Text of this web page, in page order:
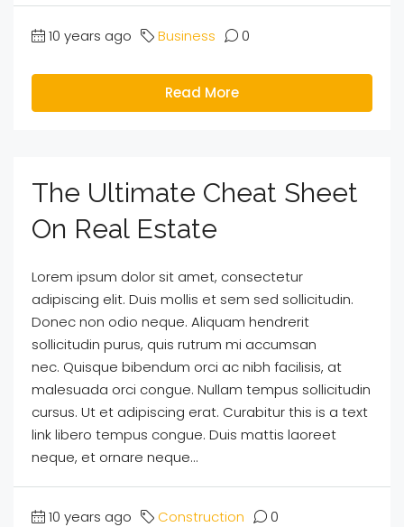
10 years ago Business 0
Read More
The Ultimate Cheat Sheet
On Real Estate
Lorem ipsum dolor sit amet, consectetur
adipiscing elit. Duis mollis et sem sed sollicitudin.
Donec non odio neque. Aliquam hendrerit
sollicitudin purus, quis rutrum mi accumsan
nec. Quisque bibendum orci ac nibh facilisis, at
malesuada orci congue. Nullam tempus sollicitudin
cursus. Ut et adipiscing erat. Curabitur this is a text
link libero tempus congue. Duis mattis laoreet
neque, et ornare neque...
10 years ago Construction 0